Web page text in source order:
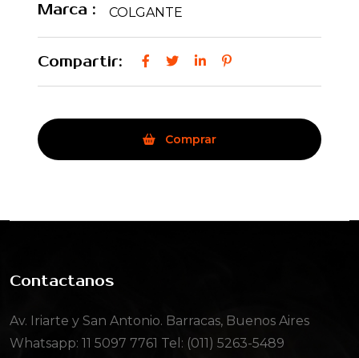
Marca : COLGANTE
Compartir:
Comprar
Contactanos
Av. Iriarte y San Antonio. Barracas, Buenos Aires
Whatsapp: 11 5097 7761 Tel: (011) 5263-5489